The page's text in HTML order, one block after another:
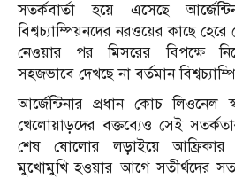
সতর্কবার্তা হয়ে এসেছে
বিশ্বচ্যাম্পিয়নদের নরওয়ের কাছে
নেওয়ার পর মিসরের বিপক্ষে
সহজভাবে দেখছে না বর্তমান
আর্জেন্টিনার প্রধান কোচ
খেলোয়াড়দের বক্তব্যেও সেই
শেষ ষোলোর লড়াইয়ে আফ্রিকার
মুখোমুখি হওয়ার আগে সতীর্থদের